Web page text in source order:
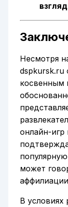
Несмотря
dspkursk.ru
косвенным
онлайн-игр
может
В условиях